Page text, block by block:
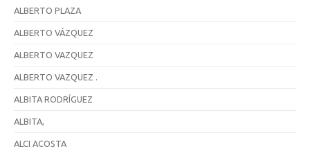
ALBERTO PLAZA
ALBERTO VÁZQUEZ
ALBERTO VAZQUEZ
ALBERTO VAZQUEZ .
ALBITA RODRÍGUEZ
ALBITA,
ALCI ACOSTA